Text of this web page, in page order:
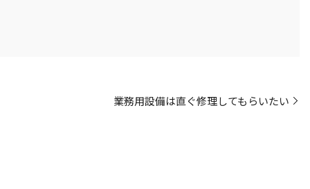
業務用設備は直ぐ修理してもらいたい